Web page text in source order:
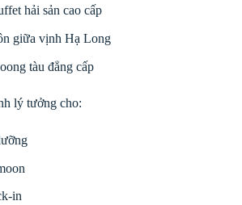
hải sản cao cấp
giữa vịnh Hạ Long
tàu đẳng cấp
lý tưởng cho:
in